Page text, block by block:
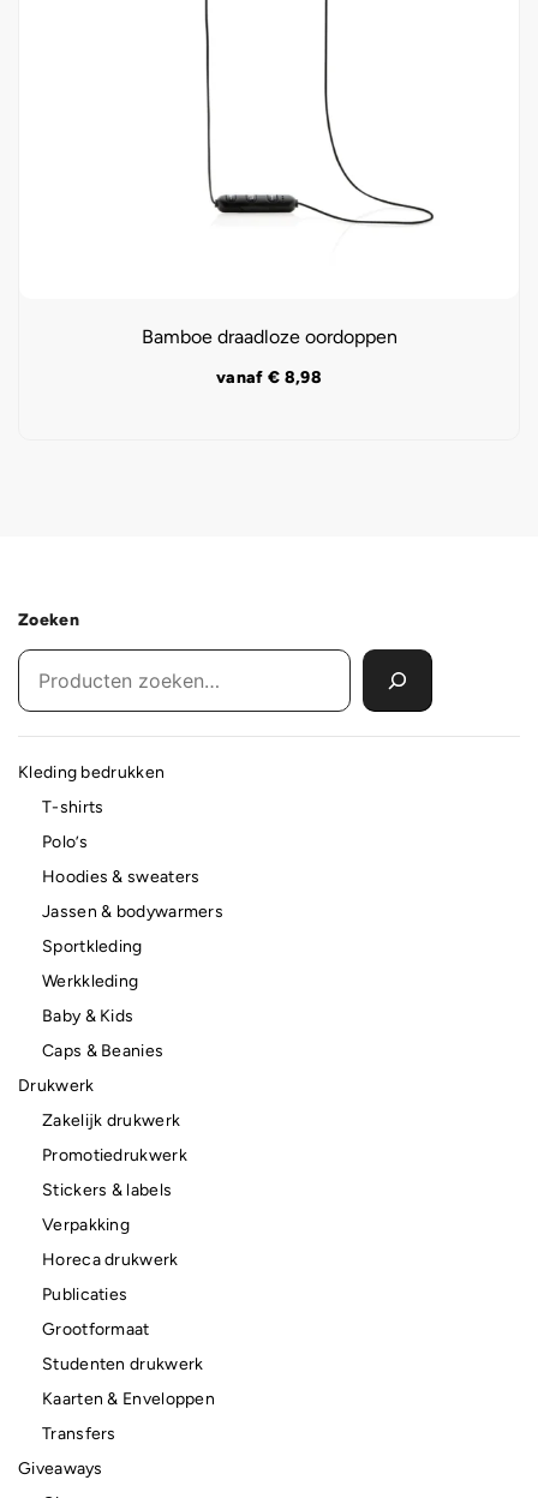
Bamboe draadloze oordoppen
vanaf € 8,98
Zoeken
Kleding bedrukken
T-shirts
Polo’s
Hoodies & sweaters
Jassen & bodywarmers
Sportkleding
Werkkleding
Baby & Kids
Caps & Beanies
Drukwerk
Zakelijk drukwerk
Promotiedrukwerk
Stickers & labels
Verpakking
Horeca drukwerk
Publicaties
Grootformaat
Studenten drukwerk
Kaarten & Enveloppen
Transfers
Giveaways